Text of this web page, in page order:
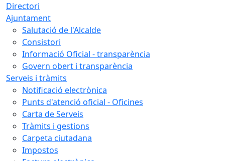
Directori
Ajuntament
Salutació de l'Alcalde
Consistori
Informació Oficial - transparència
Govern obert i transparència
Serveis i tràmits
Notificació electrònica
Punts d'atenció oficial - Oficines
Carta de Serveis
Tràmits i gestions
Carpeta ciutadana
Impostos